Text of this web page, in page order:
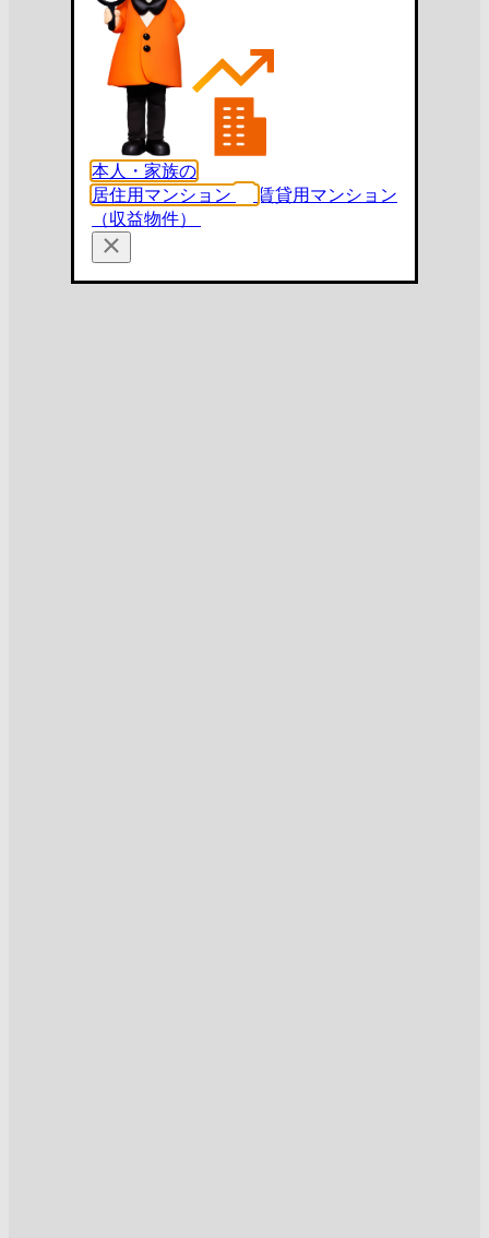
本人・家族の
居住用マンション
賃貸用マンション
（収益物件）